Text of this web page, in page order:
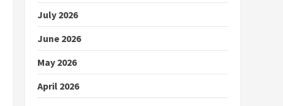
July 2026
June 2026
May 2026
April 2026